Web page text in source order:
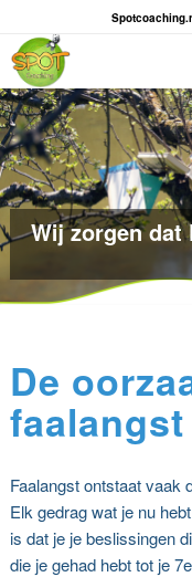
Wij zorgen dat
De
faalangst
Faalangst ontstaat vaak
Elk gedrag wat je nu
is dat je je beslissingen
die je gehad hebt tot je